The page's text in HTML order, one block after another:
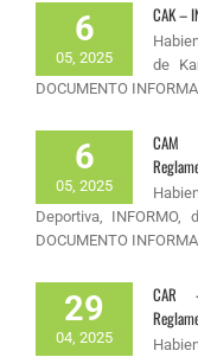
6
05, 2025
CAK –
de
DOCUMENTO
6
05, 2025
CAM
Deportiva,
DOCUMENTO
29
04, 2025
CAR